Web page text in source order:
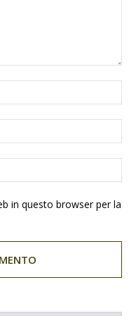
in questo browser per la